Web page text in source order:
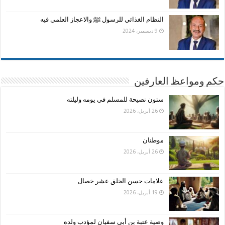
النظام الغذائي للرسول ﷺ والاعجاز العلمي فيه
9 ديسمبر، 2024
حكم ومواعظ العارفين
ستون نصيحة للمسلم في يومه وليلته
26 أبريل، 2026
موطنان
26 أبريل، 2026
علامات حسن الخلق عشر خصال
19 أبريل، 2026
وصية عتبة بن أبي سفيان لمؤدب ولده